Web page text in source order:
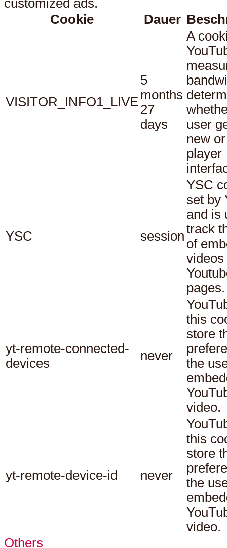
customized ads.
Cookie
Dauer
VISITOR_INFO1_LIVE
5
months
27
days
A
user
new
player
YSC session
YSC
set by
and is
track
of
videos
pages.
yt-remote-connected-
devices
never
this
store
the
video.
yt-remote-device-id never
this
store
the
video.
Others